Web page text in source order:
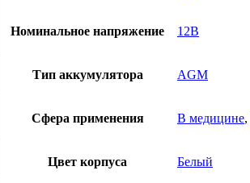
Номинальное напряжение 12В
Тип аккумулятора AGM
Сфера применения В медицине,
Цвет корпуса Белый